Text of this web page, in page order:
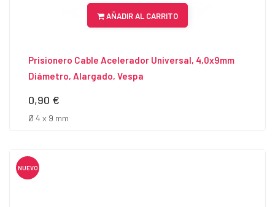
AÑADIR AL CARRITO
Prisionero Cable Acelerador Universal, 4,0x9mm
Diámetro, Alargado, Vespa
Precio
0,90 €
Ø 4 x 9 mm
NUEVO